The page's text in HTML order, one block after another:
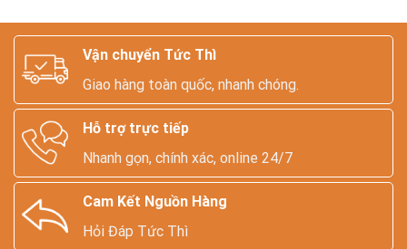
Vận chuyển Tức Thì
Giao hàng toàn quốc, nhanh chóng.
Hỗ trợ trực tiếp
Nhanh gọn, chính xác, online 24/7
Cam Kết Nguồn Hàng
Hỏi Đáp Tức Thì